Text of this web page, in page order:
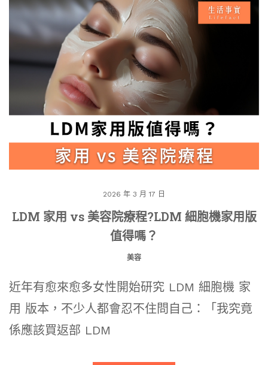
2026 年 3 月 17 日
LDM 家用 vs 美容院療程?LDM 細胞機家用版
值得嗎？
美容
近年有愈來愈多女性開始研究 LDM 細胞機 家
用 版本，不少人都會忍不住問自己：「我究竟
係應該買返部 LDM